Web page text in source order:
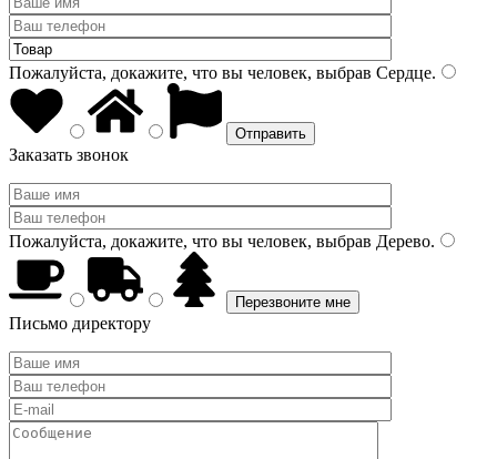
Пожалуйста, докажите, что вы человек, выбрав Сердце.
Заказать звонок
Пожалуйста, докажите, что вы человек, выбрав Дерево.
Письмо директору